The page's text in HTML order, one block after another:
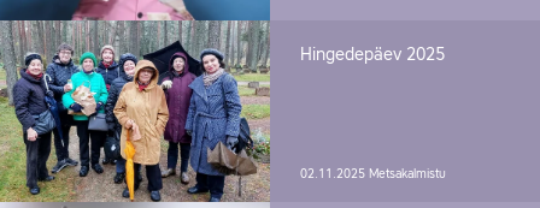
Hingedepäev 2025
02.11.2025 Metsakalmistu